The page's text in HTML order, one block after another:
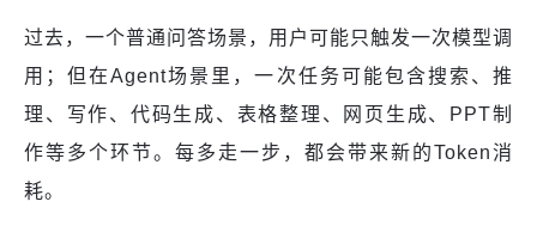
过去，一个普通问答场景，用户可能只触发一次模型调
用；但在Agent场景里，一次任务可能包含搜索、推
理、写作、代码生成、表格整理、网页生成、PPT制
作等多个环节。每多走一步，都会带来新的Token消
耗。